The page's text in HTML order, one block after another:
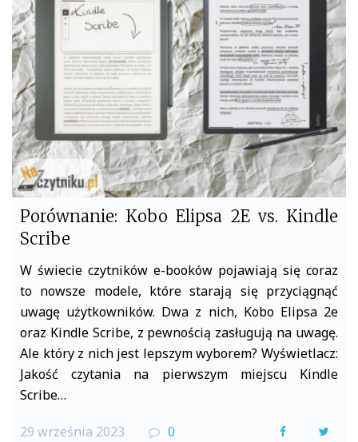
o
o
k
e
r
Porównanie: Kobo Elipsa 2E vs. Kindle
Scribe
W świecie czytników e-booków pojawiają się coraz
to nowsze modele, które starają się przyciągnąć
uwagę użytkowników. Dwa z nich, Kobo Elipsa 2e
oraz Kindle Scribe, z pewnością zasługują na uwagę.
Ale który z nich jest lepszym wyborem? Wyświetlacz:
Jakość czytania na pierwszym miejscu Kindle
Scribe…
29 września 2023 0
F